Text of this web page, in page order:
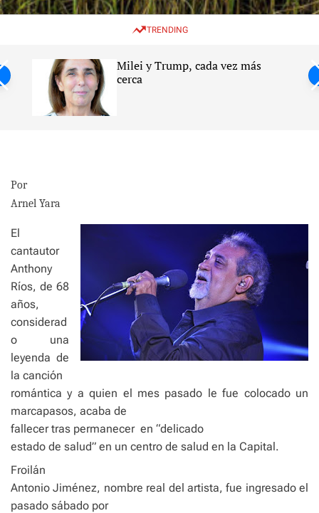
w
c
e
e
TRENDING
Milei y Trump, cada vez más
cerca
Por
Arnel Yara
El
cantautor
Anthony
Ríos, de 68
años,
considerad
o una
leyenda de
la canción
romántica y a quien el mes pasado le fue colocado un
marcapasos, acaba de
fallecer tras permanecer en “delicado
estado de salud” en un centro de salud en la Capital.
Froilán
Antonio Jiménez, nombre real del artista, fue ingresado el
pasado sábado por